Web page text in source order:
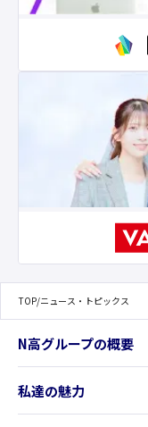
TOP/ニュース・トピックス
N高グループの概要
私達の魅力